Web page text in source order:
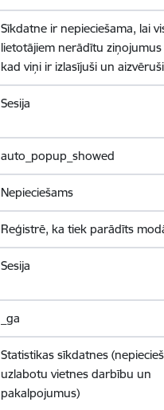
Sīkdatne ir nepieciešama, lai
lietotājiem nerādītu
kad viņi ir izlasījuši un
Sesija
auto_popup_showed
Nepieciešams
Reģistrē, ka tiek parādīts
Sesija
_ga
Statistikas sīkdatnes
uzlabotu vietnes darbību un
pakalpojumus)